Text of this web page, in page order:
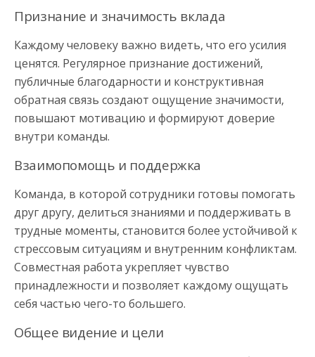
Признание и значимость вклада
Каждому человеку важно видеть, что его усилия
ценятся. Регулярное признание достижений,
публичные благодарности и конструктивная
обратная связь создают ощущение значимости,
повышают мотивацию и формируют доверие
внутри команды.
Взаимопомощь и поддержка
Команда, в которой сотрудники готовы помогать
друг другу, делиться знаниями и поддерживать в
трудные моменты, становится более устойчивой к
стрессовым ситуациям и внутренним конфликтам.
Совместная работа укрепляет чувство
принадлежности и позволяет каждому ощущать
себя частью чего-то большего.
Общее видение и цели